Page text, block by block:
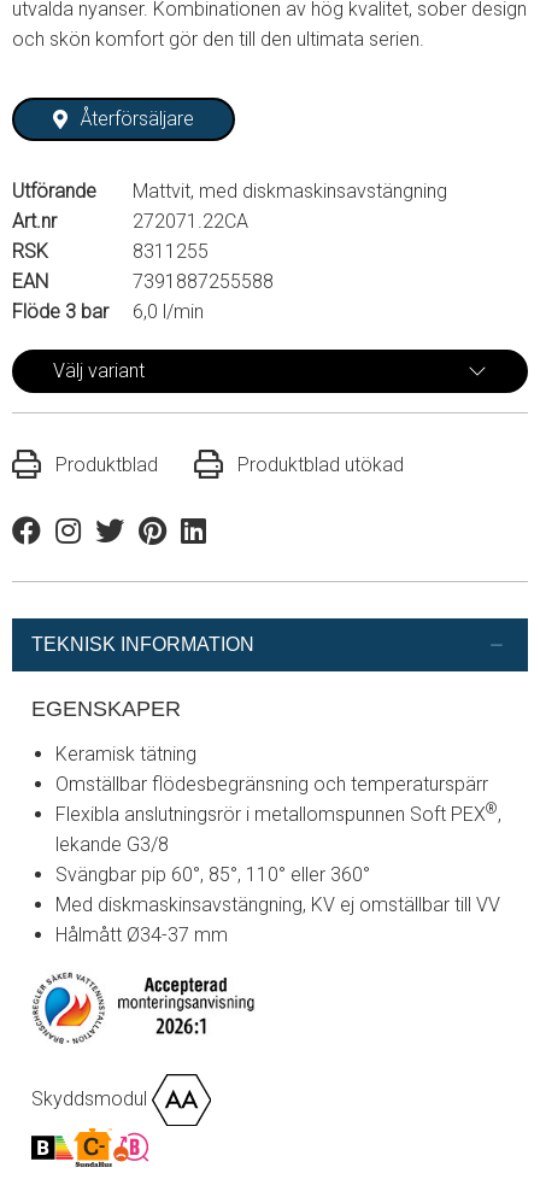
utvalda nyanser. Kombinationen av hög kvalitet, sober design
och skön komfort gör den till den ultimata serien.
Återförsäljare
Utförande
Mattvit, med diskmaskinsavstängning
Art.nr
272071.22CA
RSK
8311255
EAN
7391887255588
Flöde 3 bar
6,0 l/min
Välj variant
Produktblad Produktblad utökad
FacebookInstagram
TwitterPinterestLinkedin
TEKNISK INFORMATION
EGENSKAPER
Keramisk tätning
Omställbar flödesbegränsning och temperaturspärr
Flexibla anslutningsrör i metallomspunnen Soft PEX®,
lekande G3/8
Svängbar pip 60°, 85°, 110° eller 360°
Med diskmaskinsavstängning, KV ej omställbar till VV
Hålmått Ø34-37 mm
Skyddsmodul